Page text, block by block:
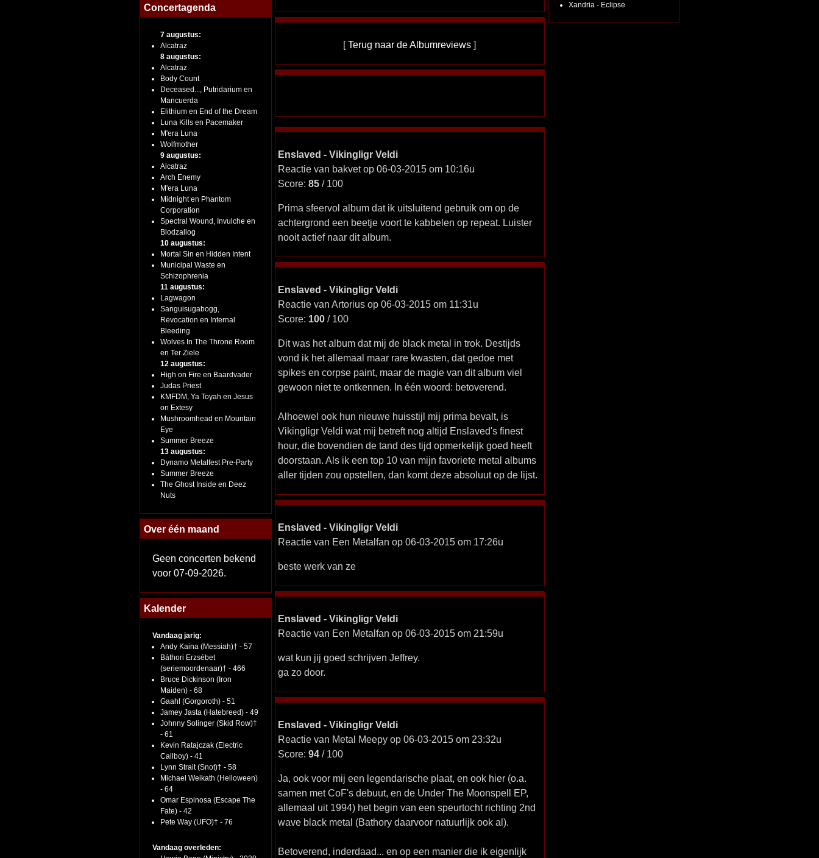
Concertagenda
7 augustus:
Alcatraz
8 augustus:
Alcatraz
Body Count
Deceased..., Putridarium en
Mancuerda
Elithium en End of the Dream
Luna Kills en Pacemaker
M'era Luna
Wolfmother
9 augustus:
Alcatraz
Arch Enemy
M'era Luna
Midnight en Phantom
Corporation
Spectral Wound, Invulche en
Blodzallog
10 augustus:
Mortal Sin en Hidden Intent
Municipal Waste en
Schizophrenia
11 augustus:
Lagwagon
Sanguisugabogg,
Revocation en Internal
Bleeding
Wolves In The Throne Room
en Ter Ziele
12 augustus:
High on Fire en Baardvader
Judas Priest
KMFDM, Ya Toyah en Jesus
on Extesy
Mushroomhead en Mountain
Eye
Summer Breeze
13 augustus:
Dynamo Metalfest Pre-Party
Summer Breeze
The Ghost Inside en Deez
Nuts
Over één maand
Geen concerten bekend
voor 07-09-2026.
Kalender
Vandaag jarig:
Andy Kaina (Messiah)† - 57
Báthori Erzsébet
(seriemoordenaar)† - 466
Bruce Dickinson (Iron
Maiden) - 68
Gaahl (Gorgoroth) - 51
Jamey Jasta (Hatebreed) - 49
Johnny Solinger (Skid Row)†
- 61
Kevin Ratajczak (Electric
Callboy) - 41
Lynn Strait (Snot)† - 58
Michael Weikath (Helloween)
- 64
Omar Espinosa (Escape The
Fate) - 42
Pete Way (UFO)† - 76
Vandaag overleden:
[Terug naar de Albumreviews ]
Enslaved - Vikingligr Veldi
Reactie van bakvet op 06-03-2015 om 10:16u
Score: 85/ 100
Prima sfeervol album dat ik uitsluitend gebruik om op de
achtergrond een beetje voort te kabbelen op repeat. Luister
nooit actief naar dit album.
Enslaved - Vikingligr Veldi
Reactie van Artorius op 06-03-2015 om 11:31u
Score: 100/ 100
Dit was het album dat mij de black metal in trok. Destijds
vond ik het allemaal maar rare kwasten, dat gedoe met
spikes en corpse paint, maar de magie van dit album viel
gewoon niet te ontkennen. In één woord: betoverend.
Alhoewel ook hun nieuwe huisstijl mij prima bevalt, is
Vikingligr Veldi wat mij betreft nog altijd Enslaved's finest
hour, die bovendien de tand des tijd opmerkelijk goed heeft
doorstaan. Als ik een top 10 van mijn favoriete metal albums
aller tijden zou opstellen, dan komt deze absoluut op de lijst.
Enslaved - Vikingligr Veldi
Reactie van Een Metalfan op 06-03-2015 om 17:26u
beste werk van ze
Enslaved - Vikingligr Veldi
Reactie van Een Metalfan op 06-03-2015 om 21:59u
wat kun jij goed schrijven Jeffrey.
ga zo door.
Enslaved - Vikingligr Veldi
Reactie van Metal Meepy op 06-03-2015 om 23:32u
Score: 94/ 100
Ja, ook voor mij een legendarische plaat, en ook hier (o.a.
samen met CoF's debuut, en de Under The Moonspell EP,
allemaal uit 1994) het begin van een speurtocht richting 2nd
wave black metal (Bathory daarvoor natuurlijk ook al).
Betoverend, inderdaad... en op een manier die ik eigenlijk
Xandria - Eclipse